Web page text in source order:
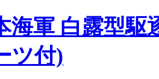
海軍 白露型駆
ツ付)